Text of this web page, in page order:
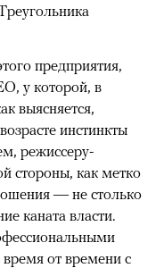
предприятия,
у которой, в
выясняется,
инстинкты
режиссеру-
стороны, как метко
— не столько
каната власти.
от времени с